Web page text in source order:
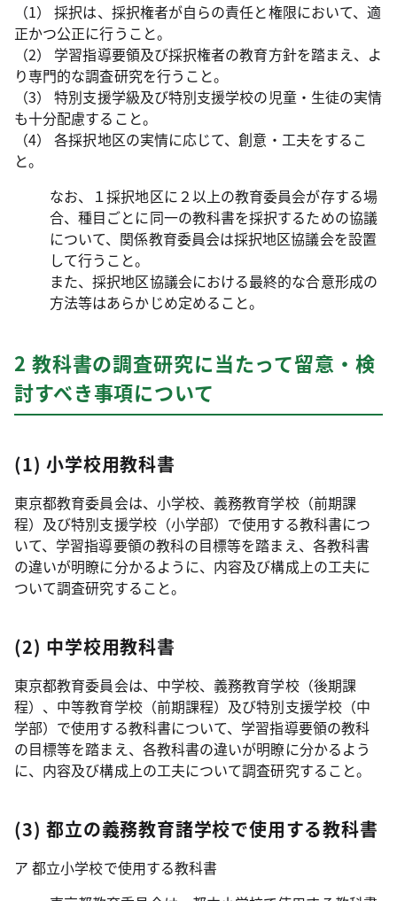
（1） 採択は、採択権者が自らの責任と権限において、適
正かつ公正に行うこと。
（2） 学習指導要領及び採択権者の教育方針を踏まえ、よ
り専門的な調査研究を行うこと。
（3） 特別支援学級及び特別支援学校の児童・生徒の実情
も十分配慮すること。
（4） 各採択地区の実情に応じて、創意・工夫をするこ
と。
なお、１採択地区に２以上の教育委員会が存する場
合、種目ごとに同一の教科書を採択するための協議
について、関係教育委員会は採択地区協議会を設置
して行うこと。
また、採択地区協議会における最終的な合意形成の
方法等はあらかじめ定めること。
2 教科書の調査研究に当たって留意・検
討すべき事項について
(1) 小学校用教科書
東京都教育委員会は、小学校、義務教育学校（前期課
程）及び特別支援学校（小学部）で使用する教科書につ
いて、学習指導要領の教科の目標等を踏まえ、各教科書
の違いが明瞭に分かるように、内容及び構成上の工夫に
ついて調査研究すること。
(2) 中学校用教科書
東京都教育委員会は、中学校、義務教育学校（後期課
程）、中等教育学校（前期課程）及び特別支援学校（中
学部）で使用する教科書について、学習指導要領の教科
の目標等を踏まえ、各教科書の違いが明瞭に分かるよう
に、内容及び構成上の工夫について調査研究すること。
(3) 都立の義務教育諸学校で使用する教科書
ア 都立小学校で使用する教科書